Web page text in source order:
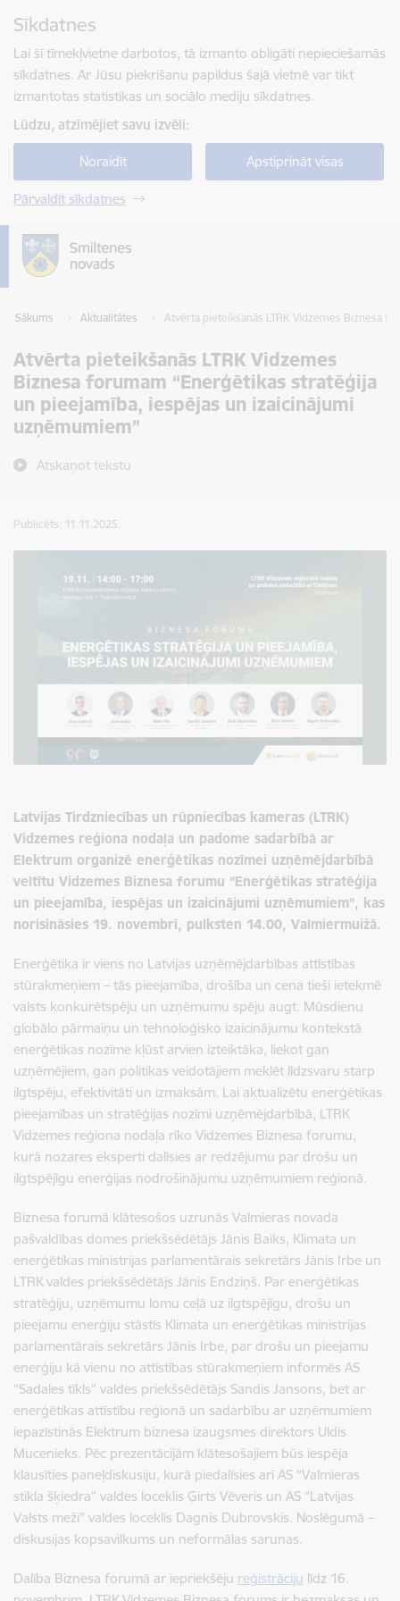
Sīkdatnes
Lai šī tīmekļvietne darbotos, tā izmanto obligāti nepieciešamās
sīkdatnes. Ar Jūsu piekrišanu papildus šajā vietnē var tikt
izmantotas statistikas un sociālo mediju sīkdatnes.
Lūdzu, atzīmējiet savu izvēli:
Noraidīt Apstiprināt visas
Pārvaldīt sīkdatnes
Sākums Aktualitātes Atvērta pieteikšanās LTRK Vidzemes Biznesa
Atvērta pieteikšanās LTRK Vidzemes
Biznesa forumam “Enerģētikas stratēģija
un pieejamība, iespējas un izaicinājumi
uzņēmumiem”
Atskaņot tekstu
Publicēts: 11.11.2025.
Latvijas Tirdzniecības un rūpniecības kameras (LTRK)
Vidzemes reģiona nodaļa un padome sadarbībā ar
Elektrum organizē enerģētikas nozīmei uzņēmējdarbībā
veltītu Vidzemes Biznesa forumu “Enerģētikas stratēģija
un pieejamība, iespējas un izaicinājumi uzņēmumiem”, kas
norisināsies 19. novembrī, pulksten 14.00, Valmiermuižā.
Enerģētika ir viens no Latvijas uzņēmējdarbības attīstības
stūrakmeņiem – tās pieejamība, drošība un cena tieši ietekmē
valsts konkurētspēju un uzņēmumu spēju augt. Mūsdienu
globālo pārmaiņu un tehnoloģisko izaicinājumu kontekstā
enerģētikas nozīme kļūst arvien izteiktāka, liekot gan
uzņēmējiem, gan politikas veidotājiem meklēt līdzsvaru starp
ilgtspēju, efektivitāti un izmaksām. Lai aktualizētu enerģētikas
pieejamības un stratēģijas nozīmi uzņēmējdarbībā, LTRK
Vidzemes reģiona nodaļa rīko Vidzemes Biznesa forumu,
kurā nozares eksperti dalīsies ar redzējumu par drošu un
ilgtspējīgu enerģijas nodrošinājumu uzņēmumiem reģionā.
Biznesa forumā klātesošos uzrunās Valmieras novada
pašvaldības domes priekšsēdētājs Jānis Baiks, Klimata un
enerģētikas ministrijas parlamentārais sekretārs Jānis Irbe un
LTRK valdes priekšsēdētājs Jānis Endziņš. Par enerģētikas
stratēģiju, uzņēmumu lomu ceļā uz ilgtspējīgu, drošu un
pieejamu enerģiju stāstīs Klimata un enerģētikas ministrijas
parlamentārais sekretārs Jānis Irbe, par drošu un pieejamu
enerģiju kā vienu no attīstības stūrakmeņiem informēs AS
“Sadales tīkls” valdes priekšsēdētājs Sandis Jansons, bet ar
enerģētikas attīstību reģionā un sadarbību ar uzņēmumiem
iepazīstinās Elektrum biznesa izaugsmes direktors Uldis
Mucenieks. Pēc prezentācijām klātesošajiem būs iespēja
klausīties paneļdiskusiju, kurā piedalīsies arī AS “Valmieras
stikla šķiedra” valdes loceklis Ģirts Vēveris un AS “Latvijas
Valsts meži” valdes loceklis Dagnis Dubrovskis. Noslēgumā –
diskusijas kopsavilkums un neformālas sarunas.
Dalība Biznesa forumā ar iepriekšēju reģistrāciju līdz 16.